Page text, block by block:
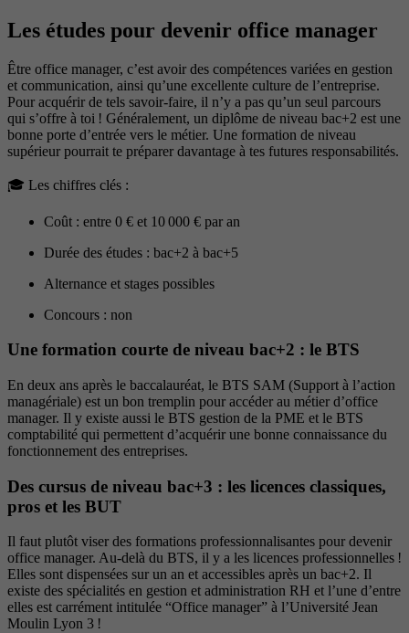
Les études pour devenir office manager
Être office manager, c’est avoir des compétences variées en gestion
et communication, ainsi qu’une excellente culture de l’entreprise.
Pour acquérir de tels savoir-faire, il n’y a pas qu’un seul parcours
qui s’offre à toi ! Généralement, un diplôme de niveau bac+2 est une
bonne porte d’entrée vers le métier. Une formation de niveau
supérieur pourrait te préparer davantage à tes futures responsabilités.
🎓​ Les chiffres clés :
Coût : entre 0 € et 10 000 € par an
Durée des études : bac+2 à bac+5
Alternance et stages possibles
Concours : non
Une formation courte de niveau bac+2 : le BTS
En deux ans après le baccalauréat, le BTS SAM (Support à l’action
managériale) est un bon tremplin pour accéder au métier d’office
manager. Il y existe aussi le BTS gestion de la PME et le BTS
comptabilité qui permettent d’acquérir une bonne connaissance du
fonctionnement des entreprises.
Des cursus de niveau bac+3 : les licences classiques,
pros et les BUT
Il faut plutôt viser des formations professionnalisantes pour devenir
office manager. Au-delà du BTS, il y a les licences professionnelles !
Elles sont dispensées sur un an et accessibles après un bac+2. Il
existe des spécialités en gestion et administration RH et l’une d’entre
elles est carrément intitulée “Office manager” à l’Université Jean
Moulin Lyon 3 !